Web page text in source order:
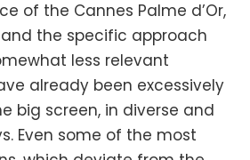
of the Cannes Palme d’Or,
the specific approach
less relevant
already been excessively
big screen, in diverse and
Even some of the most